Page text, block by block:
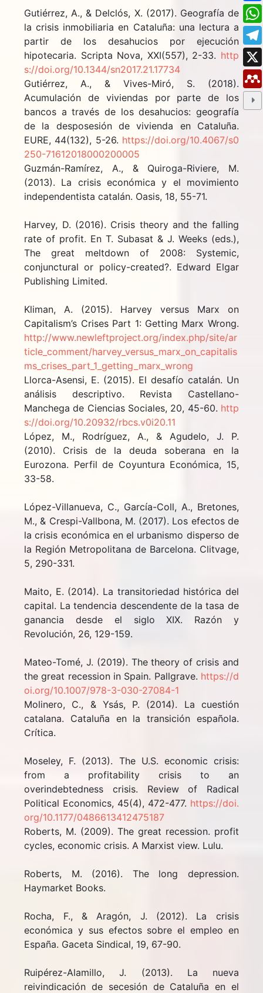
Gutiérrez, A., & Delclós, X. (2017). Geografía de
la crisis inmobiliaria en Cataluña: una lectura a
partir de los desahucios por ejecución
hipotecaria. Scripta Nova, XXI(557), 2-33. http
s://doi.org/10.1344/sn2017.21.17734
Gutiérrez, A., & Vives-Miró, S. (2018).
Acumulación de viviendas por parte de los
bancos a través de los desahucios: geografía
de la desposesión de vivienda en Cataluña.
EURE, 44(132), 5-26. https://doi.org/10.4067/s0
250-71612018000200005
Guzmán-Ramírez, A., & Quiroga-Riviere, M.
(2013). La crisis económica y el movimiento
independentista catalán. Oasis, 18, 55-71.
Harvey, D. (2016). Crisis theory and the falling
rate of profit. En T. Subasat & J. Weeks (eds.),
The great meltdown of 2008: Systemic,
conjunctural or policy-created?. Edward Elgar
Publishing Limited.
Kliman, A. (2015). Harvey versus Marx on
Capitalism’s Crises Part 1: Getting Marx Wrong.
http://www.newleftproject.org/index.php/site/ar
ticle_comment/harvey_versus_marx_on_capitalis
ms_crises_part_1_getting_marx_wrong
Llorca-Asensi, E. (2015). El desafío catalán. Un
análisis descriptivo. Revista Castellano-
Manchega de Ciencias Sociales, 20, 45-60. http
s://doi.org/10.20932/rbcs.v0i20.11
López, M., Rodríguez, A., & Agudelo, J. P.
(2010). Crisis de la deuda soberana en la
Eurozona. Perfil de Coyuntura Económica, 15,
33-58.
López-Villanueva, C., García-Coll, A., Bretones,
M., & Crespi-Vallbona, M. (2017). Los efectos de
la crisis económica en el urbanismo disperso de
la Región Metropolitana de Barcelona. Clitvage,
5, 290-331.
Maito, E. (2014). La transitoriedad histórica del
capital. La tendencia descendente de la tasa de
ganancia desde el siglo XIX. Razón y
Revolución, 26, 129-159.
Mateo-Tomé, J. (2019). The theory of crisis and
the great recession in Spain. Pallgrave. https://d
oi.org/10.1007/978-3-030-27084-1
Molinero, C., & Ysás, P. (2014). La cuestión
catalana. Cataluña en la transición española.
Crítica.
Moseley, F. (2013). The U.S. economic crisis:
from a profitability crisis to an
overindebtedness crisis. Review of Radical
Political Economics, 45(4), 472-477. https://doi.
org/10.1177/0486613412475187
Roberts, M. (2009). The great recession. profit
cycles, economic crisis. A Marxist view. Lulu.
Roberts, M. (2016). The long depression.
Haymarket Books.
Rocha, F., & Aragón, J. (2012). La crisis
económica y sus efectos sobre el empleo en
España. Gaceta Sindical, 19, 67-90.
Ruipérez-Alamillo, J. (2013). La nueva
reivindicación de secesión de Cataluña en el